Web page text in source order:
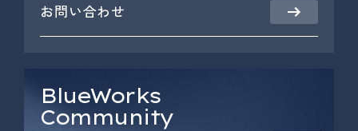
お問い合わせ
BlueWorks
Community